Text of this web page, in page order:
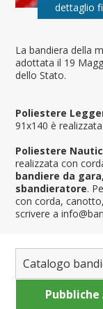
La bandiera della
adottata il 19
dello Stato.
Poliestere
91x140 è
Poliestere
realizzata con
bandiere da
sbandieratore.
con corda,
scrivere a
dettaglio
Catalogo
Bandiere del